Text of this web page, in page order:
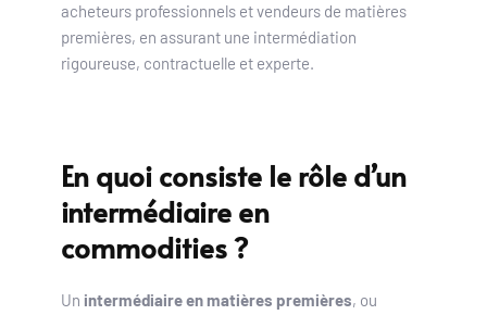
acheteurs professionnels et vendeurs de matières
premières, en assurant une intermédiation
rigoureuse, contractuelle et experte.
En quoi consiste le rôle d’un
intermédiaire en
commodities ?
Un intermédiaire en matières premières